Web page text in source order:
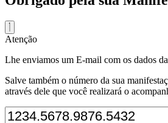
Atenção
Lhe enviamos um E-mail com os dados
Salve também o número da sua
através dele que você realizará o